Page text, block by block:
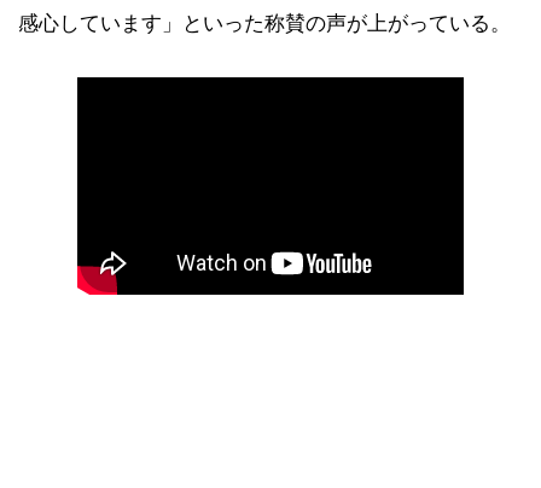
感心しています」といった称賛の声が上がっている。